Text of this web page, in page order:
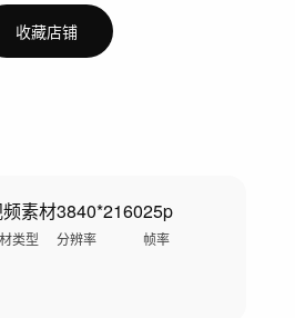
收藏店铺
素材
类型
3840*2160
分辨率
25p
帧率